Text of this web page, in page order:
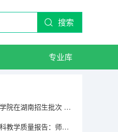
搜索
专业库
2025高考湖南理工学院在湖南招生批次 有哪些专业？
济南大学2026年本科教学质量报告：师生比、课程满意度与毕业率